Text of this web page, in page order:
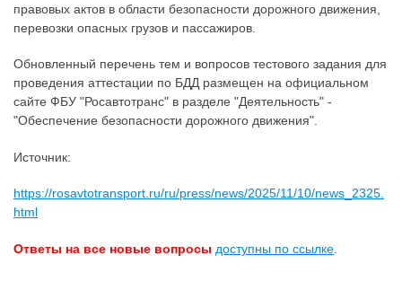
правовых актов в области безопасности дорожного движения,
перевозки опасных грузов и пассажиров.
Обновленный перечень тем и вопросов тестового задания для
проведения аттестации по БДД размещен на официальном
сайте ФБУ "Росавтотранс" в разделе "Деятельность" -
"Обеспечение безопасности дорожного движения".
Источник:
https://rosavtotransport.ru/ru/press/news/2025/11/10/news_2325.
html
Ответы на все новые вопросы доступны по ссылке